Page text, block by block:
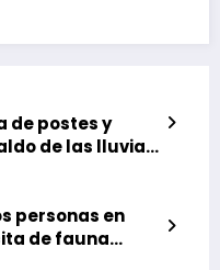
de postes y
de las lluvias
personas en
de fauna